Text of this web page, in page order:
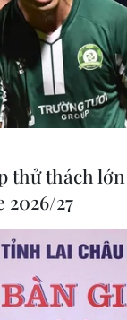
thử thách
2026/27